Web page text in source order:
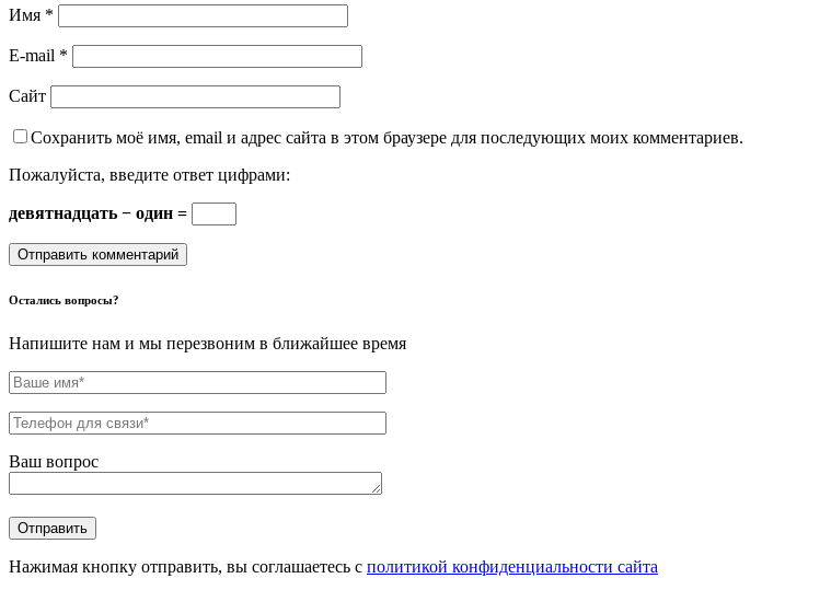
Имя *
E-mail *
Сайт
Сохранить моё имя, email и адрес сайта в этом браузере для последующих моих комментариев.
Пожалуйста, введите ответ цифрами:
девятнадцать − один =
Остались вопросы?
Напишите нам и мы перезвоним в ближайшее время
Ваш вопрос
Нажимая кнопку отправить, вы соглашаетесь с политикой конфиденциальности сайта